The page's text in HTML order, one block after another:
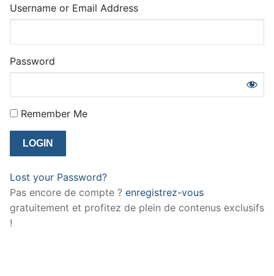
Username or Email Address
Password
Remember Me
Lost your Password?
Pas encore de compte ? enregistrez-vous
gratuitement et profitez de plein de contenus exclusifs
!